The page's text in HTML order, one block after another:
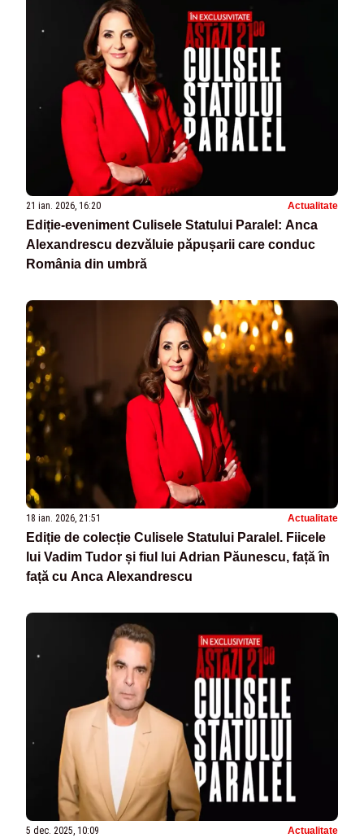
21 ian. 2026, 16:20 Actualitate
Ediție-eveniment Culisele Statului Paralel: Anca
Alexandrescu dezvăluie păpușarii care conduc
România din umbră
18 ian. 2026, 21:51 Actualitate
Ediție de colecție Culisele Statului Paralel. Fiicele
lui Vadim Tudor și fiul lui Adrian Păunescu, față în
față cu Anca Alexandrescu
5 dec. 2025, 10:09 Actualitate